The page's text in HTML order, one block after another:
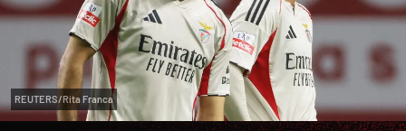
REUTERS/Rita Franca